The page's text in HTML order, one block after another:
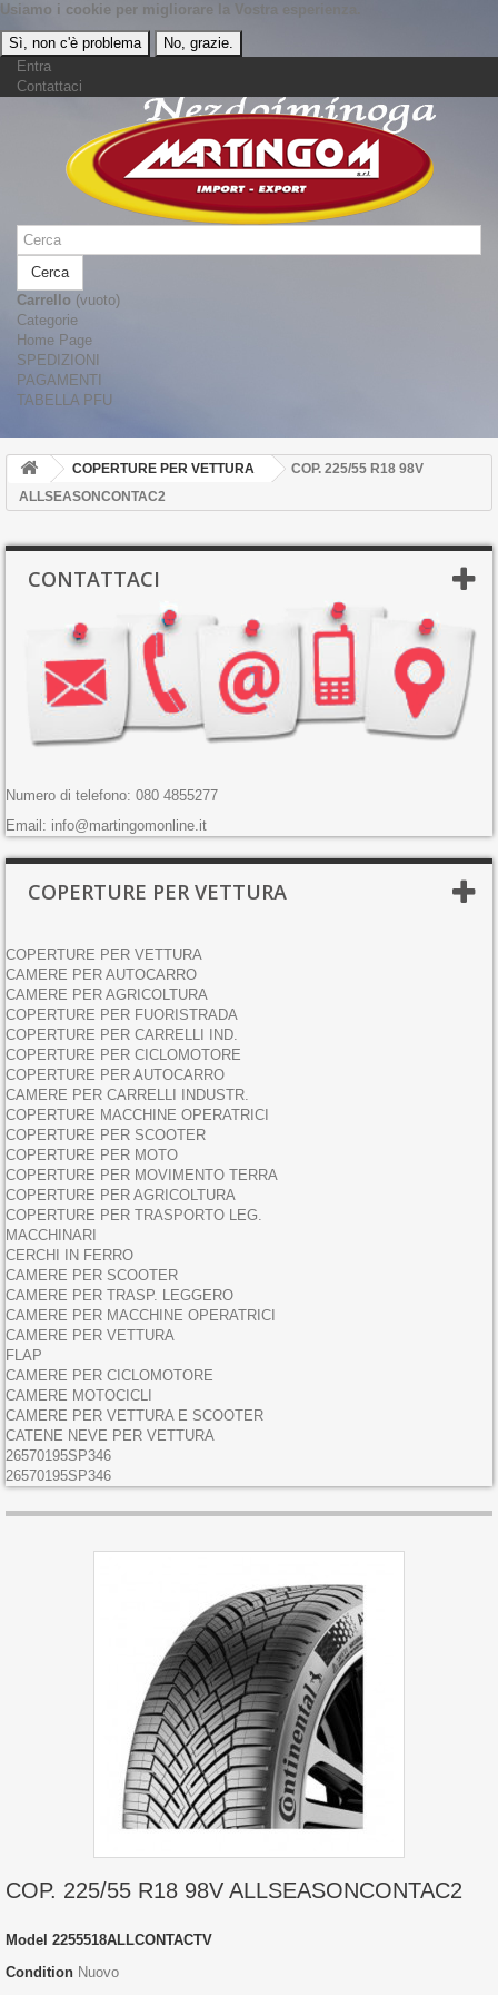
Usiamo i cookie per migliorare la Vostra esperienza.
Sì, non c'è problema
No, grazie.
Entra
Contattaci
Cerca
Carrello (vuoto)
Categorie
Home Page
SPEDIZIONI
PAGAMENTI
TABELLA PFU
COPERTURE PER VETTURA
COP. 225/55 R18 98V
ALLSEASONCONTAC2
CONTATTACI
Numero di telefono: 080 4855277
Email: info@martingomonline.it
COPERTURE PER VETTURA
COPERTURE PER VETTURA
CAMERE PER AUTOCARRO
CAMERE PER AGRICOLTURA
COPERTURE PER FUORISTRADA
COPERTURE PER CARRELLI IND.
COPERTURE PER CICLOMOTORE
COPERTURE PER AUTOCARRO
CAMERE PER CARRELLI INDUSTR.
COPERTURE MACCHINE OPERATRICI
COPERTURE PER SCOOTER
COPERTURE PER MOTO
COPERTURE PER MOVIMENTO TERRA
COPERTURE PER AGRICOLTURA
COPERTURE PER TRASPORTO LEG.
MACCHINARI
CERCHI IN FERRO
CAMERE PER SCOOTER
CAMERE PER TRASP. LEGGERO
CAMERE PER MACCHINE OPERATRICI
CAMERE PER VETTURA
FLAP
CAMERE PER CICLOMOTORE
CAMERE MOTOCICLI
CAMERE PER VETTURA E SCOOTER
CATENE NEVE PER VETTURA
26570195SP346
26570195SP346
COP. 225/55 R18 98V ALLSEASONCONTAC2
Model 2255518ALLCONTACTV
Condition Nuovo